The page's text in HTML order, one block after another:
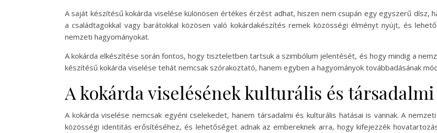
A saját készítésű kokárda viselése különösen értékes érzést adhat, hiszen nem csupán egy egyszerű dísz,
a családtagokkal vagy barátokkal közösen való kokárdakészítés remek közösségi élményt nyújt, és
nemzeti hagyományokat.
A kokárda elkészítése során fontos, hogy tiszteletben tartsuk a szimbólum jelentését, és hogy mindig a
készítésű kokárda viselése tehát nemcsak szórakoztató, hanem egyben a hagyományok továbbadásának
A kokárda viselésének kulturális és társadalmi
A kokárda viselése nemcsak egyéni cselekedet, hanem társadalmi és kulturális hatásai is vannak. A
közösségi identitás erősítéséhez, és lehetőséget adnak az embereknek arra, hogy kifejezzék